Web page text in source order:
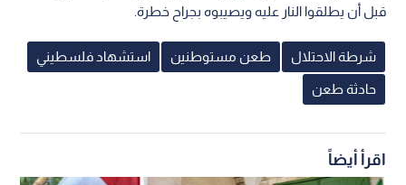
قبل أن يطلقوا النار عليه ويصيبوه بجراح خطرة.
شرطة الاحتلال طعن مستوطنين استشهاد فلسطيني
حادثة طعن
اقرأ أيضاً